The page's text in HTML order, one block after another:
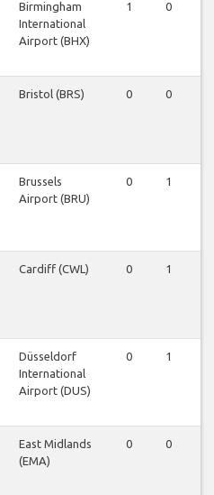
Birmingham
International
Airport (BHX)
1 0
Bristol (BRS) 0 0
Brussels
Airport (BRU)
0 1
Cardiff (CWL) 0 1
Düsseldorf
International
Airport (DUS)
0 1
East Midlands
(EMA)
0 0